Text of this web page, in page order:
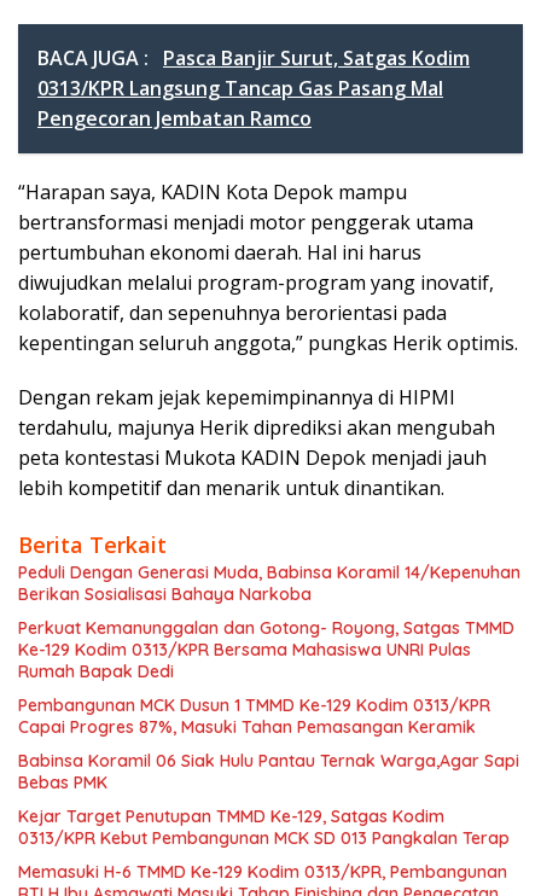
BACA JUGA :
Pasca Banjir Surut, Satgas Kodim
0313/KPR Langsung Tancap Gas Pasang Mal
Pengecoran Jembatan Ramco
“Harapan saya, KADIN Kota Depok mampu
bertransformasi menjadi motor penggerak utama
pertumbuhan ekonomi daerah. Hal ini harus
diwujudkan melalui program-program yang inovatif,
kolaboratif, dan sepenuhnya berorientasi pada
kepentingan seluruh anggota,” pungkas Herik optimis.
Dengan rekam jejak kepemimpinannya di HIPMI
terdahulu, majunya Herik diprediksi akan mengubah
peta kontestasi Mukota KADIN Depok menjadi jauh
lebih kompetitif dan menarik untuk dinantikan.
Berita Terkait
Peduli Dengan Generasi Muda, Babinsa Koramil 14/Kepenuhan
Berikan Sosialisasi Bahaya Narkoba
Perkuat Kemanunggalan dan Gotong- Royong, Satgas TMMD
Ke-129 Kodim 0313/KPR Bersama Mahasiswa UNRI Pulas
Rumah Bapak Dedi
Pembangunan MCK Dusun 1 TMMD Ke-129 Kodim 0313/KPR
Capai Progres 87%, Masuki Tahan Pemasangan Keramik
Babinsa Koramil 06 Siak Hulu Pantau Ternak Warga,Agar Sapi
Bebas PMK
Kejar Target Penutupan TMMD Ke-129, Satgas Kodim
0313/KPR Kebut Pembangunan MCK SD 013 Pangkalan Terap
Memasuki H-6 TMMD Ke-129 Kodim 0313/KPR, Pembangunan